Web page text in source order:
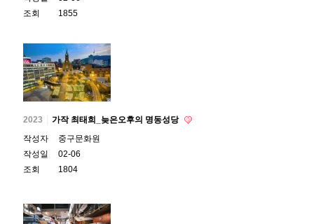
조회
1855
2023
가작 최태희_늦은오후의 명동성당
작성자
중구문화원
작성일
02-06
조회
1804